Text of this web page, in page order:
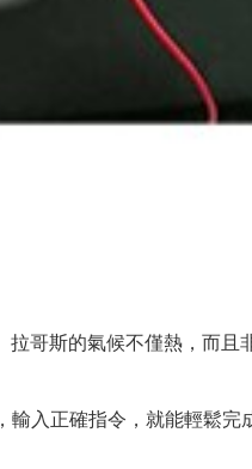
哥斯的氣候不僅熱，而且
輸入正確指令，就能輕鬆完